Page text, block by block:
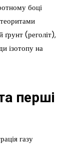
боці
ґрунт (реголіт),
ізотопу на
перші
газу